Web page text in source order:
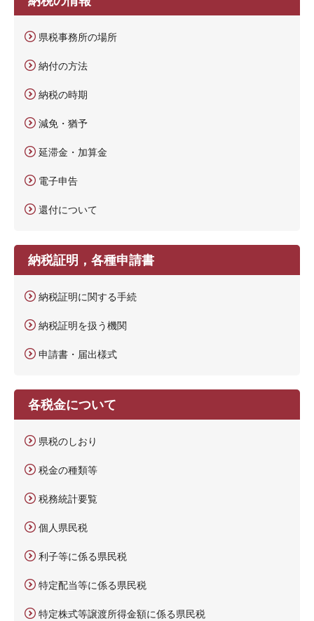
県税事務所の場所
納付の方法
納税の時期
減免・猶予
延滞金・加算金
電子申告
還付について
納税証明，各種申請書
納税証明に関する手続
納税証明を扱う機関
申請書・届出様式
各税金について
県税のしおり
税金の種類等
税務統計要覧
個人県民税
利子等に係る県民税
特定配当等に係る県民税
特定株式等譲渡所得金額に係る県民税